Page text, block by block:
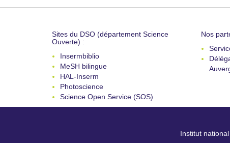
Sites du DSO (département Science
Ouverte) :
Insermbiblio
MeSH bilingue
HAL-Inserm
Photoscience
Science Open Service (SOS)
Nos
Institut